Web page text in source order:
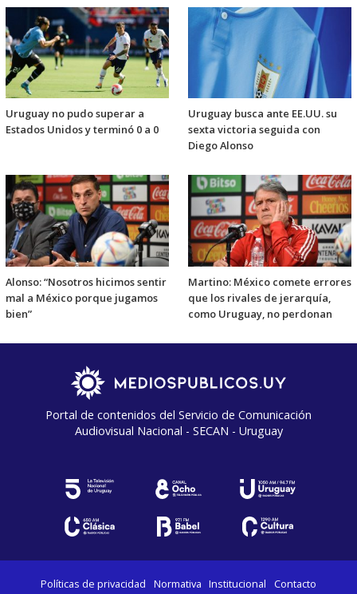
Uruguay no pudo superar a
Estados Unidos y terminó 0 a 0
Uruguay busca ante EE.UU. su
sexta victoria seguida con
Diego Alonso
Alonso: “Nosotros hicimos sentir
mal a México porque jugamos
bien”
Martino: México comete errores
que los rivales de jerarquía,
como Uruguay, no perdonan
Portal de contenidos del Servicio de Comunicación
Audiovisual Nacional - SECAN - Uruguay
Políticas de privacidad Normativa Institucional Contacto